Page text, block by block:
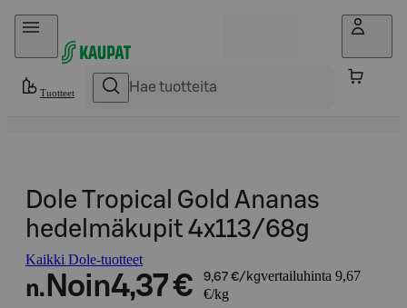
Hyppää sisältöön
Tuotteet
Dole Tropical Gold Ananas
hedelmäkupit 4x113/68g
Kaikki Dole-tuotteet
n. Noin4,37 € 9,67 €/kgvertailuhinta 9,67
€/kg